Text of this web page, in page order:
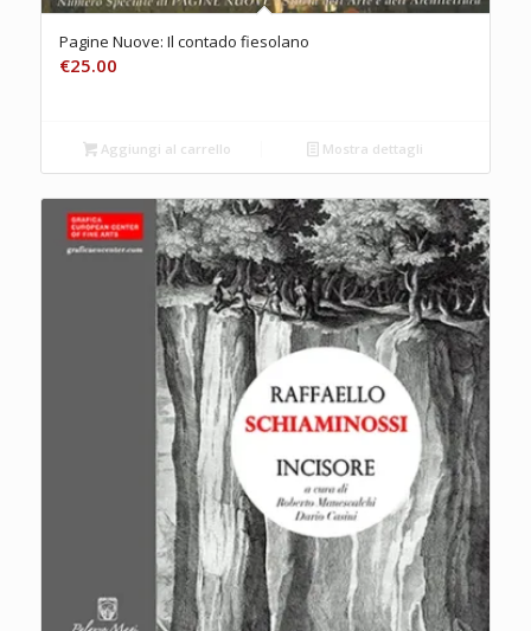
Pagine Nuove: Il contado fiesolano
€25.00
Aggiungi al carrello Mostra dettagli